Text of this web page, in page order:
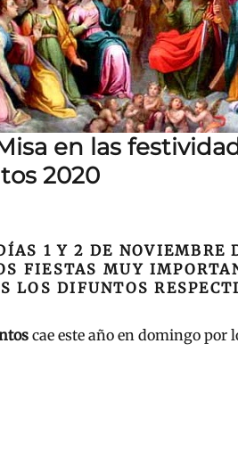
en las
2020
1 Y 2 DE
FIESTAS MUY
LOS DIFUNTOS
cae este año en domingo por